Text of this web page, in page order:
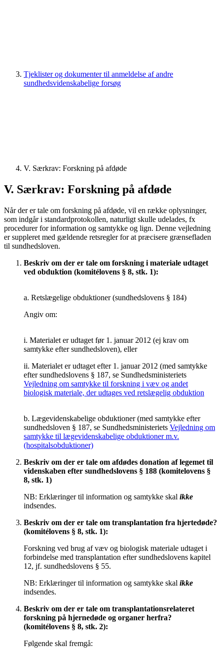
Tjeklister og dokumenter til anmeldelse af andre
sundhedsvidenskabelige forsøg
V. Særkrav: Forskning på afdøde
V. Særkrav: Forskning på afdøde
Når der er tale om forskning på afdøde, vil en række oplysninger,
som indgår i standardprotokollen, naturligt skulle udelades, fx
procedurer for information og samtykke og lign. Denne vejledning
er suppleret med gældende retsregler for at præcisere grænsefladen
til sundhedsloven.
Beskriv om der er tale om forskning i materiale udtaget
ved obduktion (komitélovens § 8, stk. 1):
a. Retslægelige obduktioner (sundhedslovens § 184)
Angiv om:
i. Materialet er udtaget før 1. januar 2012 (ej krav om
samtykke efter sundhedsloven), eller
ii. Materialet er udtaget efter 1. januar 2012 (med samtykke
efter sundhedslovens § 187, se Sundhedsministeriets
Vejledning om samtykke til forskning i væv og andet
biologisk materiale, der udtages ved retslægelig obduktion
b. Lægevidenskabelige obduktioner (med samtykke efter
sundhedsloven § 187, se Sundhedsministeriets Vejledning om
samtykke til lægevidenskabelige obduktioner m.v.
(hospitalsobduktioner)
Beskriv om der er tale om afdødes donation af legemet til
videnskaben efter sundhedslovens § 188 (komitelovens §
8, stk. 1)
NB: Erklæringer til information og samtykke skal ikke
indsendes.
Beskriv om der er tale om transplantation fra hjertedøde?
(komitélovens § 8, stk. 1):
Forskning ved brug af væv og biologisk materiale udtaget i
forbindelse med transplantation efter sundhedslovens kapitel
12, jf. sundhedslovens § 55.
NB: Erklæringer til information og samtykke skal ikke
indsendes.
Beskriv om der er tale om transplantationsrelateret
forskning på hjernedøde og organer herfra?
(komitélovens § 8, stk. 2):
Følgende skal fremgå: